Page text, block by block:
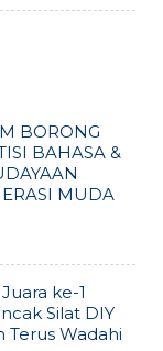
BORONG
BAHASA &
MUDA
ke-1
Silat DIY
Terus Wadahi